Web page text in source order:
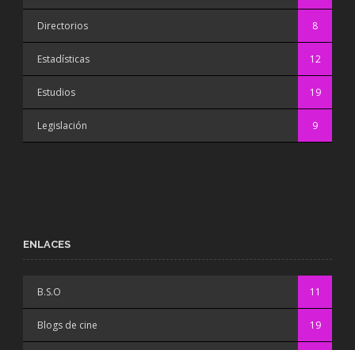
Directorios 8
Estadísticas 12
Estudios 19
Legislación 9
ENLACES
B.S.O 11
Blogs de cine 19